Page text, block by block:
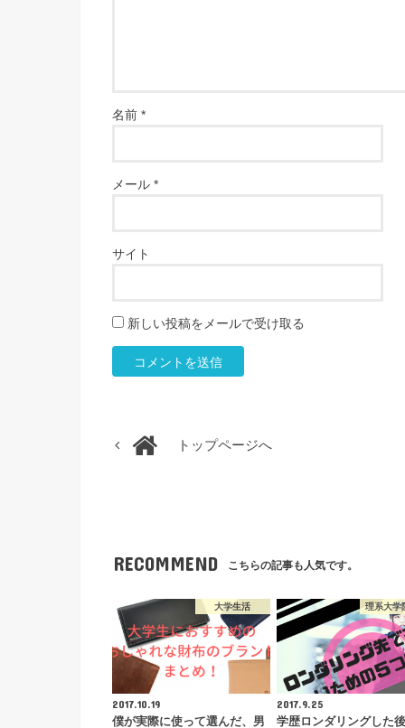
名前 *
メール *
サイト
新しい投稿をメールで受け取る
トップページへ
RECOMMEND こちらの記事も人気です。
大学生活
2017.10.19
僕が実際に使って選んだ、男
理系大学
2017.9.25
学歴ロンダリングした